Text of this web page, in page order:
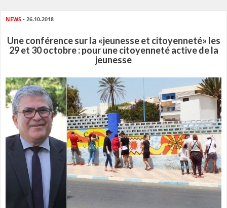
NEWS - 26.10.2018
Une conférence sur la «jeunesse et citoyenneté» les
29 et 30 octobre : pour une citoyenneté active de la
jeunesse